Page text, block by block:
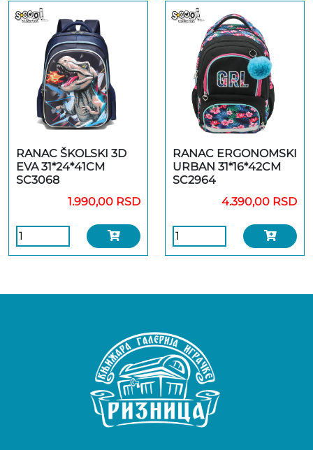
RANAC ŠKOLSKI 3D
EVA 31*24*41CM
SC3068
1.990,00 RSD
RANAC ERGONOMSKI
URBAN 31*16*42CM
SC2964
4.390,00 RSD